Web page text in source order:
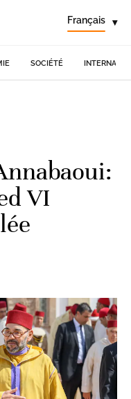
Français ▾
SOCIÉTÉ
VI